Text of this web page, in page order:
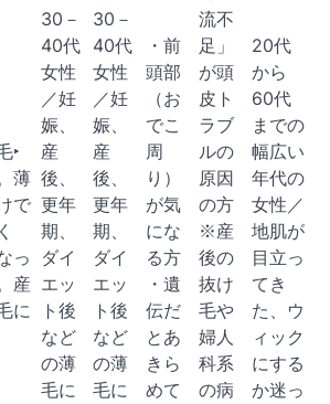
‣
薄
で
っ
産
に
30－
40代
女性
／妊
娠、
産
後、
更年
期、
ダイ
エッ
ト後
など
の薄
毛に
30－
40代
女性
／妊
娠、
産
後、
更年
期、
ダイ
エッ
ト後
など
の薄
毛に
・前
頭部
（お
でこ
周
り）
が気
にな
る方
・遺
伝だ
とあ
きら
めて
流不
足」
が頭
皮ト
ラブ
ルの
原因
の方
※産
後の
抜け
毛や
婦人
科系
の病
20代
から
60代
までの
幅広い
年代の
女性／
地肌が
目立っ
てき
た、ウ
ィック
にする
か迷っ